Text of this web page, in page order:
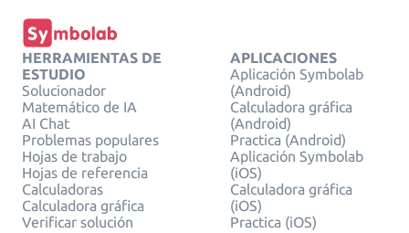
HERRAMIENTAS DE
ESTUDIO
Solucionador
Matemático de IA
AI Chat
Problemas populares
Hojas de trabajo
Hojas de referencia
Calculadoras
Calculadora gráfica
Verificar solución
APLICACIONES
Aplicación Symbolab
(Android)
Calculadora gráfica
(Android)
Practica (Android)
Aplicación Symbolab
(iOS)
Calculadora gráfica
(iOS)
Practica (iOS)